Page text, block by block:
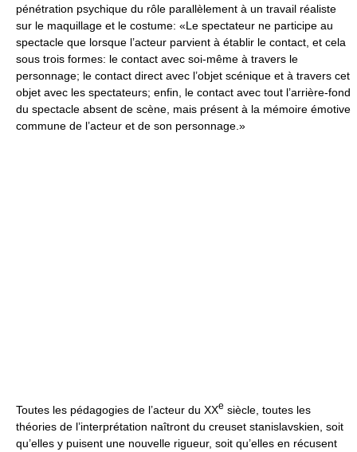
pénétration psychique du rôle parallèlement à un travail réaliste
sur le maquillage et le costume: «Le spectateur ne participe au
spectacle que lorsque l’acteur parvient à établir le contact, et cela
sous trois formes: le contact avec soi-même à travers le
personnage; le contact direct avec l’objet scénique et à travers cet
objet avec les spectateurs; enfin, le contact avec tout l’arrière-fond
du spectacle absent de scène, mais présent à la mémoire émotive
commune de l’acteur et de son personnage.»
Toutes les pédagogies de l’acteur du XXe siècle, toutes les
théories de l’interprétation naîtront du creuset stanislavskien, soit
qu’elles y puisent une nouvelle rigueur, soit qu’elles en récusent